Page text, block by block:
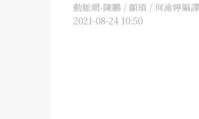
動脈網-陳鵬 / 顓頊 / 何渝婷編譯
2021-08-24 10:50